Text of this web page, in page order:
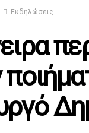
Εκδηλώσεις